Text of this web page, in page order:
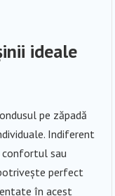
ideale
pe zăpadă
Indiferent
confortul sau
perfect
în acest